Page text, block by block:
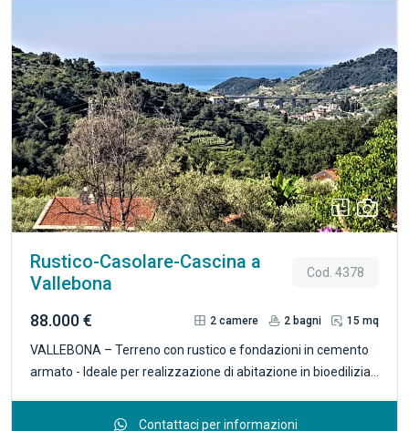
Previous Next
Rustico-Casolare-Cascina a
Vallebona
Cod. 4378
88.000 € 2camere 2 bagni 15 mq
VALLEBONA – Terreno con rustico e fondazioni in cemento
armato - Ideale per realizzazione di abitazione in bioedilizia
accessibile, proponiamo terreno di circa 5.500 mq,
Contattaci per informazioni